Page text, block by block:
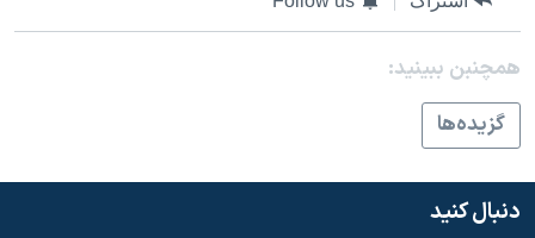
تریبونال مردمی آبان ۹۸
دادگاه حمید نوری
چهل سال گروگان‌گیری
اعتراضات مردمی آبان ۹۸
همچنبن ببینید:
گزيده‌ها
دنبال کنید